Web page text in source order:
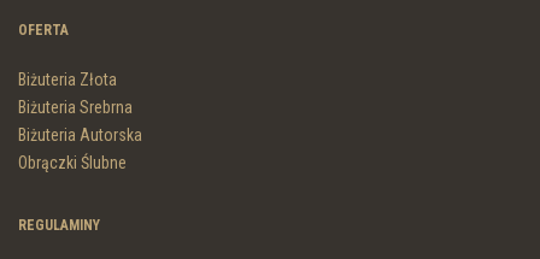
OFERTA
Biżuteria Złota
Biżuteria Srebrna
Biżuteria Autorska
Obrączki Ślubne
REGULAMINY